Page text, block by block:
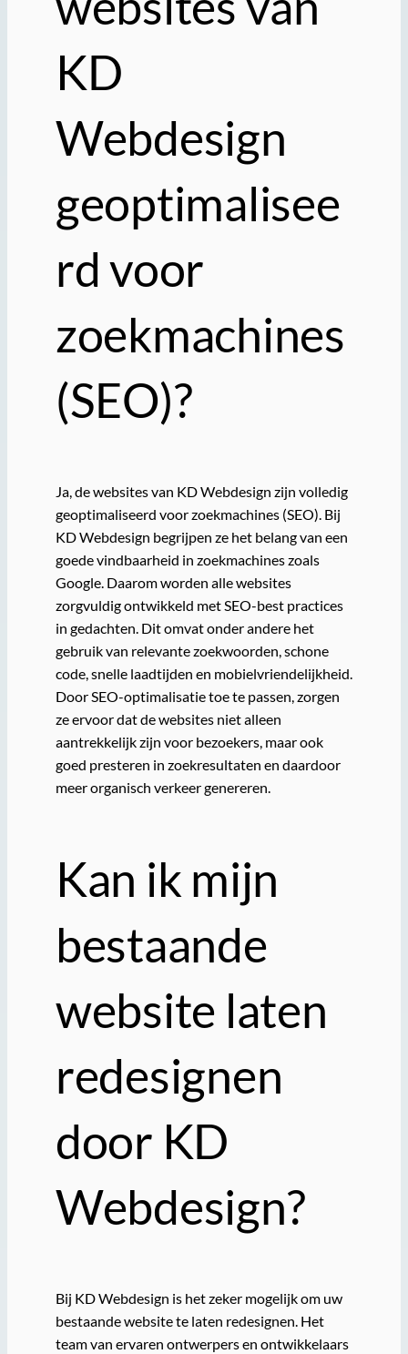
KD
Webdesign
geoptimalisee
rd voor
zoekmachines
(SEO)?
Ja, de websites van KD Webdesign zijn volledig
geoptimaliseerd voor zoekmachines (SEO). Bij
KD Webdesign begrijpen ze het belang van een
goede vindbaarheid in zoekmachines zoals
Google. Daarom worden alle websites
zorgvuldig ontwikkeld met SEO-best practices
in gedachten. Dit omvat onder andere het
gebruik van relevante zoekwoorden, schone
code, snelle laadtijden en mobielvriendelijkheid.
Door SEO-optimalisatie toe te passen, zorgen
ze ervoor dat de websites niet alleen
aantrekkelijk zijn voor bezoekers, maar ook
goed presteren in zoekresultaten en daardoor
meer organisch verkeer genereren.
Kan ik mijn
bestaande
website laten
redesignen
door KD
Webdesign?
Bij KD Webdesign is het zeker mogelijk om uw
bestaande website te laten redesignen. Het
team van ervaren ontwerpers en ontwikkelaars